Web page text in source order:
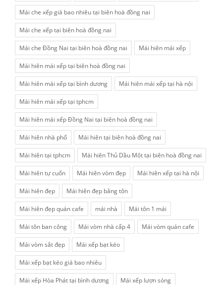
Mái che xếp giá bao nhiêu tại biên hoà đồng nai
Mái che xếp tại biên hoà đồng nai
Mái che Đồng Nai tại biên hoà đồng nai Mái hiên mái xếp
Mái hiên mái xếp tại biên hoà đồng nai
Mái hiên mái xếp tại bình dương Mái hiên mái xếp tại hà nội
Mái hiên mái xếp tại tphcm
Mái hiên mái xếp Đồng Nai tại biên hoà đồng nai
Mái hiên nhà phố Mái hiên tại biên hoà đồng nai
Mái hiên tại tphcm Mái hiên Thủ Dầu Một tại biên hoà đồng nai
Mái hiên tự cuốn Mái hiên vòm đẹp Mái hiên xếp tại hà nội
Mái hiên đẹp Mái hiên đẹp bằng tôn
Mái hiên đẹp quán cafe mái nhà Mái tôn 1 mái
Mái tôn ban công Mái vòm nhà cấp 4 Mái vòm quán cafe
Mái vòm sắt đẹp Mái xếp bạt kéo
Mái xếp bạt kéo giá bao nhiêu
Mái xếp Hòa Phát tại bình dương Mái xếp lượn sóng